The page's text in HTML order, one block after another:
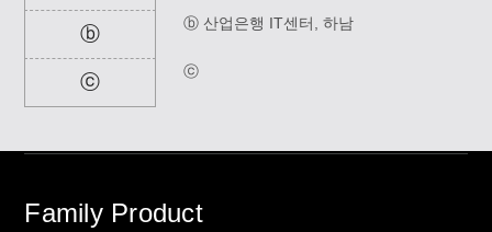
ⓑ ⓑ 산업은행 IT센터, 하남
ⓒ ⓒ
Family Product